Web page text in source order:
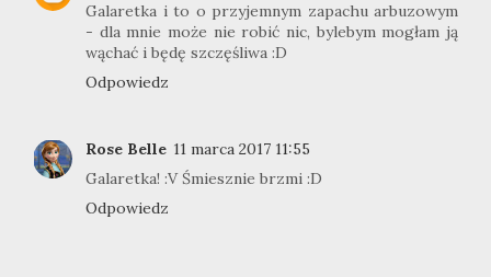
Galaretka i to o przyjemnym zapachu arbuzowym
- dla mnie może nie robić nic, bylebym mogłam ją
wąchać i będę szczęśliwa :D
Odpowiedz
Rose Belle 11 marca 2017 11:55
Galaretka! :V Śmiesznie brzmi :D
Odpowiedz